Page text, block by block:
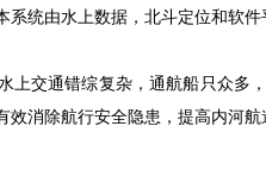
统由水上数据，北斗定位和软件
上交通错综复杂，通航船只众多
消除航行安全隐患，提高内河航